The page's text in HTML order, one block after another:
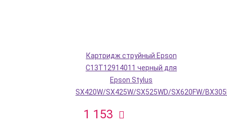
Картридж струйный Epson
C13T12914011 черный для
Epson Stylus
SX420W/SX425W/SX525WD/SX620FW/
1 153